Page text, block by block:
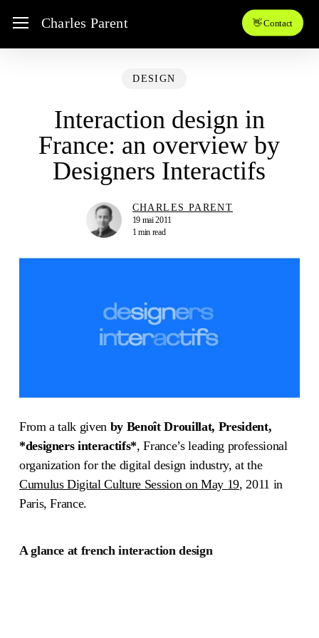
main
Menu Charles Parent 👋 Contact
DESIGN
Interaction design in
France: an overview by
Designers Interactifs
CHARLES PARENT
19 mai 2011
1 min read
From a talk given by Benoît Drouillat, President,
*designers interactifs*, France’s leading professional
organization for the digital design industry, at the
Cumulus Digital Culture Session on May 19, 2011 in
Paris, France.
A glance at french interaction design